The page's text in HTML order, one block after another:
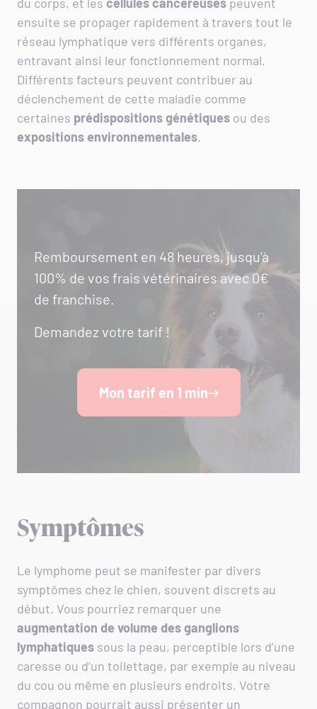
ensuite se propager rapidement à travers tout le
réseau lymphatique vers différents organes,
entravant ainsi leur fonctionnement normal.
Différents facteurs peuvent contribuer au
déclenchement de cette maladie comme
certaines prédispositions génétiques ou des
expositions environnementales.
Remboursement en 48 heures, jusqu’à
100% de vos frais vétérinaires avec 0€
de franchise.
Demandez votre tarif !
Mon tarif en 1 min
Symptômes
Le lymphome peut se manifester par divers
symptômes chez le chien, souvent discrets au
début. Vous pourriez remarquer une
augmentation de volume des ganglions
lymphatiques sous la peau, perceptible lors d’une
caresse ou d’un toilettage, par exemple au niveau
du cou ou même en plusieurs endroits. Votre
compagnon pourrait aussi présenter un